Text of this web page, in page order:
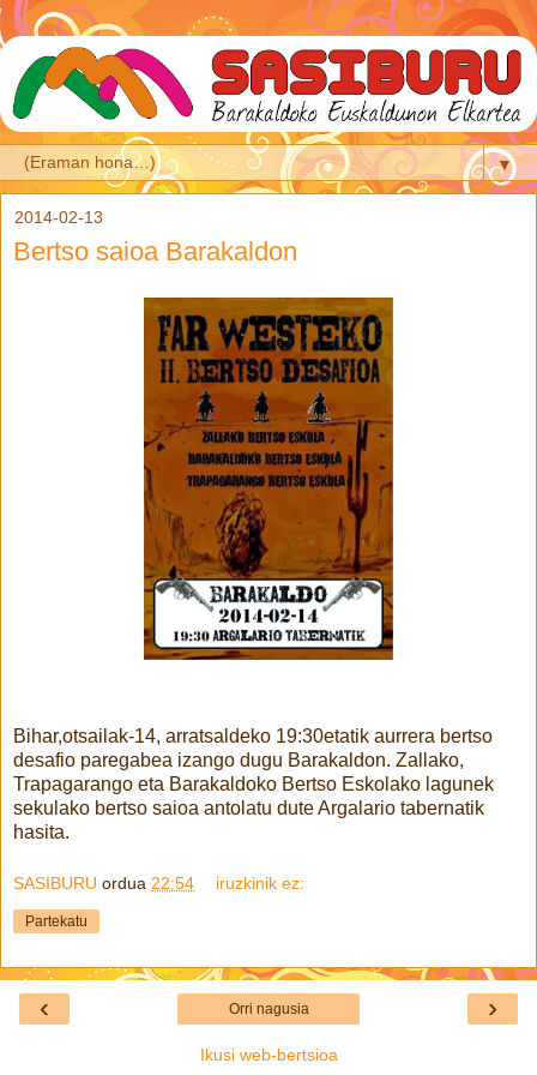
▼
2014-02-13
Bertso saioa Barakaldon
Bihar,otsailak-14, arratsaldeko 19:30etatik aurrera bertso
desafio paregabea izango dugu Barakaldon. Zallako,
Trapagarango eta Barakaldoko Bertso Eskolako lagunek
sekulako bertso saioa antolatu dute Argalario tabernatik
hasita.
SASIBURU ordua 22:54 iruzkinik ez:
Partekatu
‹ ›
Orri nagusia
Ikusi web-bertsioa